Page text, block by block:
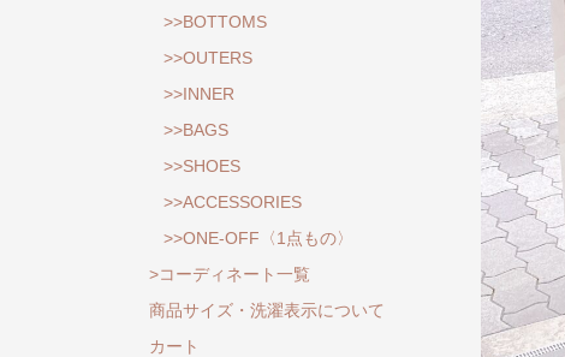
>>BOTTOMS
>>OUTERS
>>INNER
>>BAGS
>>SHOES
>>ACCESSORIES
>>ONE-OFF〈1点もの〉
>コーディネート一覧
商品サイズ・洗濯表示について
カート